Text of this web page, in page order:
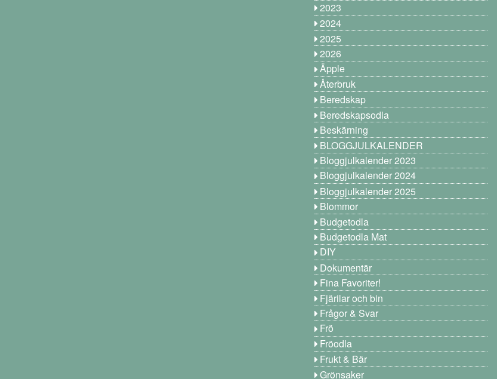
2023
2024
2025
2026
Äpple
Återbruk
Beredskap
Beredskapsodla
Beskärning
BLOGGJULKALENDER
Bloggjulkalender 2023
Bloggjulkalender 2024
Bloggjulkalender 2025
Blommor
Budgetodla
Budgetodla Mat
DIY
Dokumentär
Fina Favoriter!
Fjärilar och bin
Frågor & Svar
Frö
Fröodla
Frukt & Bär
Grönsaker